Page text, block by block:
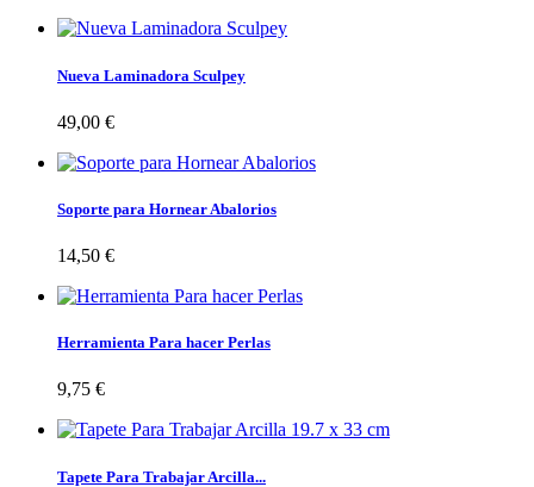
Nueva Laminadora Sculpey
49,00 €
Soporte para Hornear Abalorios
14,50 €
Herramienta Para hacer Perlas
9,75 €
Tapete Para Trabajar Arcilla...